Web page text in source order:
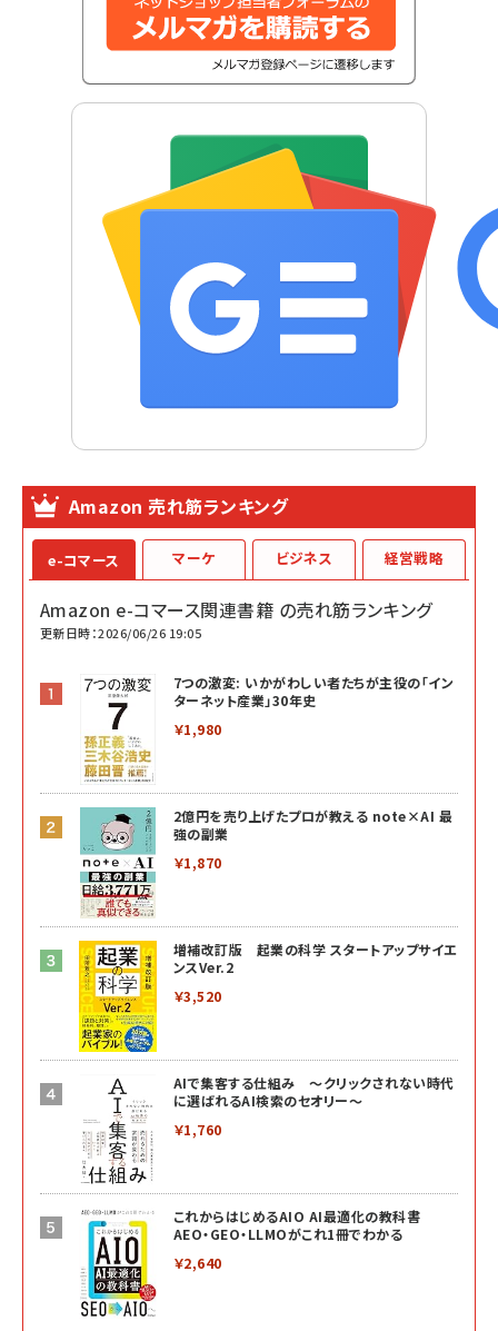
Amazon 売れ筋ランキング
e-コマース
Amazon e-コマース関連書籍 の売れ筋ランキング
更新日時：2026/06/26 19:05
7つの激変: いかがわしい者たちが主役の「イン
ターネット産業」30年史
￥1,980
2億円を売り上げたプロが教える note×AI 最
強の副業
￥1,870
増補改訂版 起業の科学 スタートアップサイエ
ンスVer.2
￥3,520
AIで集客する仕組み ～クリックされない時代
に選ばれるAI検索のセオリー～
￥1,760
これからはじめるAIO AI最適化の教科書
AEO・GEO・LLMOがこれ1冊でわかる
￥2,640
マーケ ビジネス 経営戦略